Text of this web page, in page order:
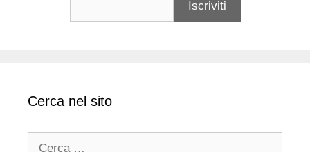
Cerca nel sito